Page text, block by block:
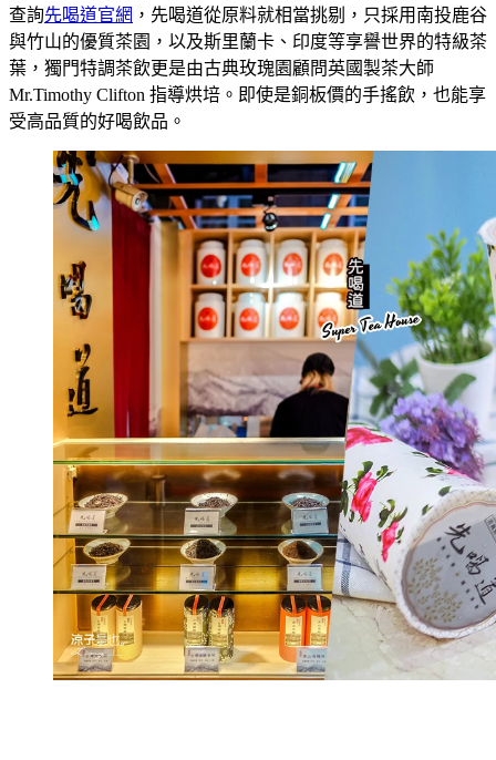
查詢先喝道官網 ，先喝道從原料就相當挑剔，只採用南投鹿谷
與竹山的優質茶園，以及斯里蘭卡、印度等享譽世界的特級茶
葉，獨門特調茶飲更是由古典玫瑰園顧問英國製茶大師
Mr.Timothy Clifton 指導烘培。即使是銅板價的手搖飲，也能享
受高品質的好喝飲品。